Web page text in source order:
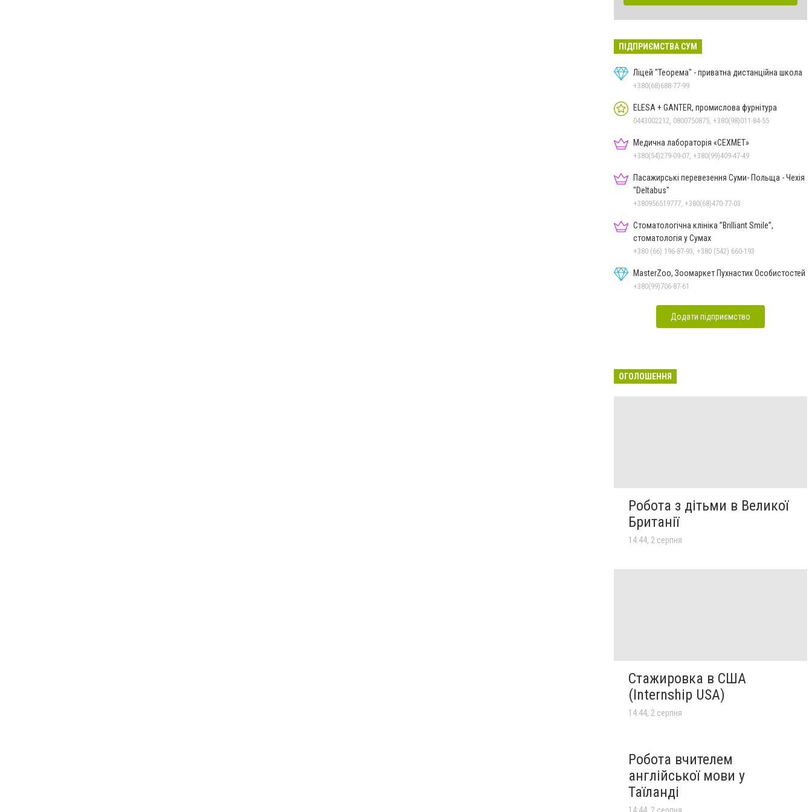
ПІДПРИЄМСТВА СУМ
Ліцей "Теорема" - приватна дистанційна школа
+380(68)688-77-99
ELESA + GANTER, промислова фурнітура
0443002212, 0800750875, +380(98)011-84-55
Медична лабораторія «СЕХМЕТ»
+380(54)279-09-07, +380(99)409-47-49
Пасажирські перевезення Суми- Польща - Чехія
"Deltabus"
+380956519777, +380(68)470-77-03
Стоматологічна клініка ”Brilliant Smile”,
стоматологія у Сумах
+380 (66) 196-87-93, +380 (542) 660-193
MasterZoo, Зоомаркет Пухнастих Особистостей
+380(99)706-87-61
Додати підприємство
ОГОЛОШЕННЯ
Робота з дітьми в Великої
Британії
14:44, 2 серпня
Стажировка в США
(Internship USA)
14:44, 2 серпня
Робота вчителем
англійської мови у
Таїланді